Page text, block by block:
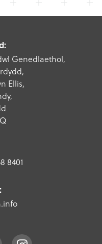
Genedlaethol,
Ellis,
8401